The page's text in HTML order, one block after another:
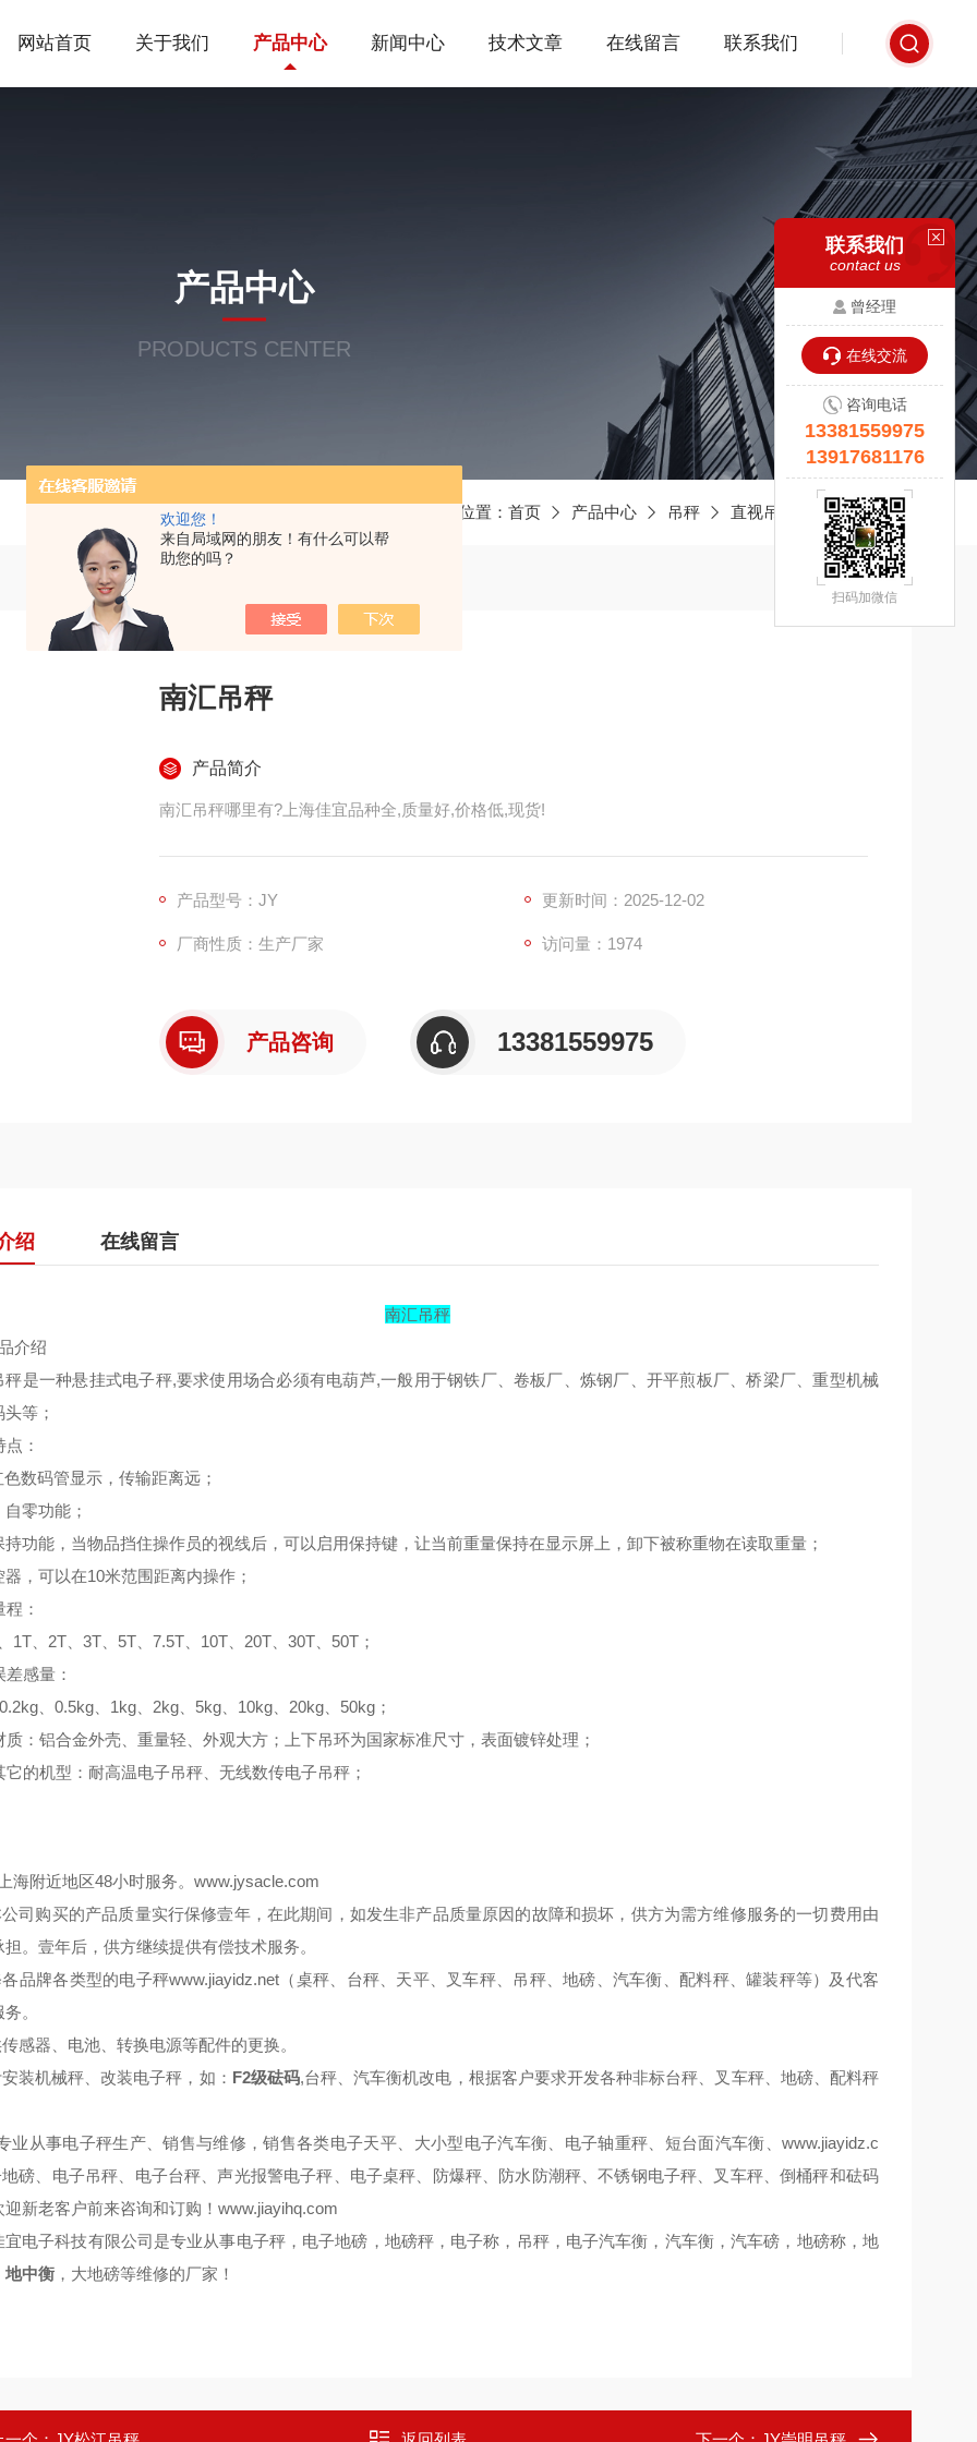
欢迎您！
来自局域网的朋友！有什么可以帮
助您的吗？
网站首页 关于我们 产品中心 新闻中心 技术文章 在线留言 联系我们
产品中心
PRODUCTS CENTER
当前位置： 首页 产品中心 吊秤 直视吊秤 JY南汇吊秤
南汇吊秤
产品简介
南汇吊秤哪里有?上海佳宜品种全,质量好,价格低,现货!
产品型号：JY 更新时间：2025-12-02
厂商性质：生产厂家 访问量：1974
产品咨询 13381559975
绍 在线留言
南汇吊秤
介绍
秤是一种悬挂式电子秤,要求使用场合必须有电葫芦,一般用于钢铁厂、卷板厂、炼钢厂、开平煎板厂、桥梁厂、重型机械
等；
：
数码管显示，传输距离远；
零功能；
持功能，当物品挡住操作员的视线后，可以启用保持键，让当前重量保持在显示屏上，卸下被称重物在读取重量；
器，可以在10米范围距离内操作；
：
1T、2T、3T、5T、7.5T、10T、20T、30T、50T；
感量：
、0.5kg、1kg、2kg、5kg、10kg、20kg、50kg；
：铝合金外壳、重量轻、外观大方；上下吊环为国家标准尺寸，表面镀锌处理；
的机型：耐高温电子吊秤、无线数传电子吊秤；
海附近地区48小时服务。 www.jysacle.com
司购买的产品质量实行保修壹年，在此期间，如发生非产品质量原因的故障和损坏，供方为需方维修服务的一切费用由
。壹年后，供方继续提供有偿技术服务。
品牌各类型的电子秤www.jiayidz.net （桌秤、台秤、天平、叉车秤、吊秤、地磅、汽车衡、配料秤、罐装秤等）及代客
。
感器、电池、转换电源等配件的更换。
装机械秤、改装电子秤，如： F2级砝码,台秤、汽车衡机改电，根据客户要求开发各种非标台秤、叉车秤、地磅、配料秤
业从事电子秤生产、销售与维修，销售各类电子天平、大小型电子汽车衡、电子轴重秤、短台面汽车衡、 www.jiayidz.c
磅、电子吊秤、电子台秤、声光报警电子秤、电子桌秤、防爆秤、防水防潮秤、不锈钢电子秤、叉车秤、倒桶秤和砝码
迎新老客户前来咨询和订购！ www.jiayihq.com
宜电子科技有限公司是专业从事电子秤，电子地磅，地磅秤，电子称，吊秤，电子汽车衡，汽车衡，汽车磅，地磅称，地
地中衡，大地磅等维修的厂家！
联系我们
contact us
曾经理
在线交流
咨询电话
13381559975
13917681176
扫码加微信